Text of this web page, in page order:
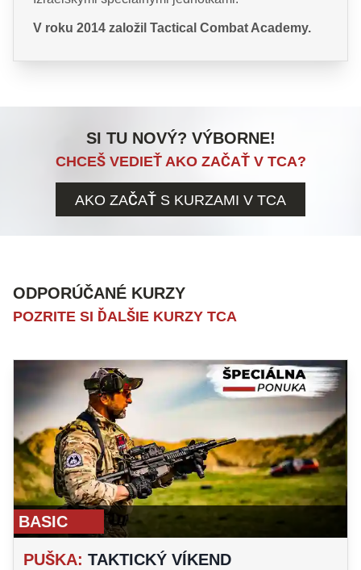
V roku 2014 založil Tactical Combat Academy.
SI TU NOVÝ? VÝBORNE!
CHCEŠ VEDIEŤ AKO ZAČAŤ V TCA?
AKO ZAČAŤ S KURZAMI V TCA
ODPORÚČANÉ KURZY
POZRITE SI ĎALŠIE KURZY TCA
BASIC
PUŠKA: TAKTICKÝ VÍKEND